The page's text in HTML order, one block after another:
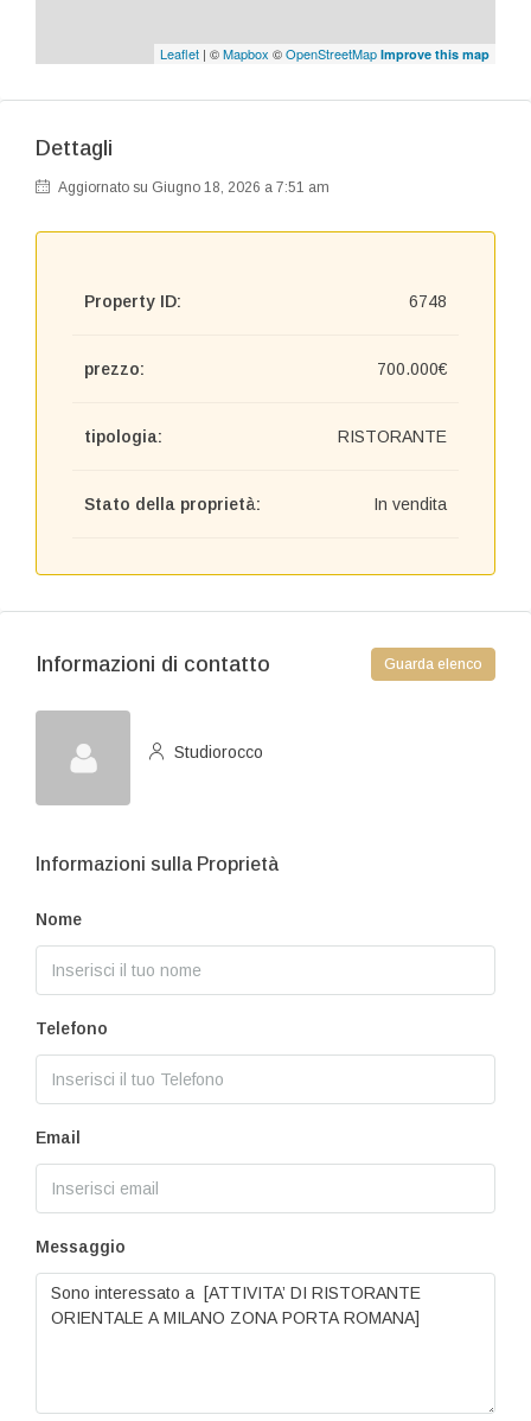
Leaflet | ©Mapbox ©OpenStreetMap Improve this map
Dettagli
Aggiornato su Giugno 18, 2026 a 7:51 am
Property ID: 6748
prezzo: 700.000€
tipologia: RISTORANTE
Stato della proprietà: In vendita
Informazioni di contatto Guarda elenco
Studiorocco
Informazioni sulla Proprietà
Nome
Telefono
Email
Messaggio